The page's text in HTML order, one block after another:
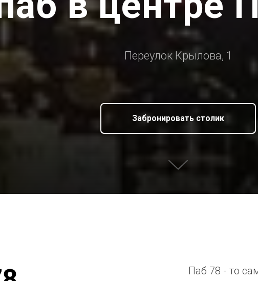
Переулок Крылова, 1
Забронировать столик
Паб 78 - то